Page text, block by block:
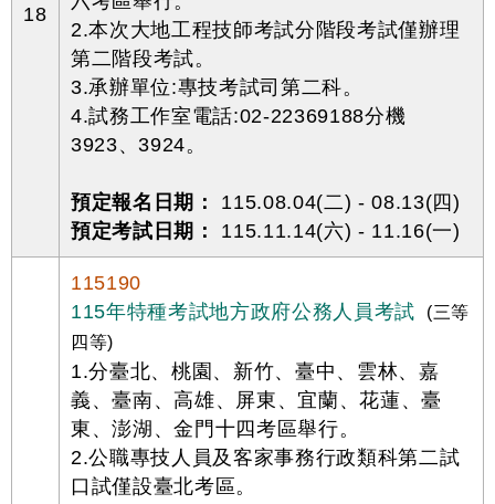
18
2.本次大地工程技師考試分階段考試僅辦理
第二階段考試。
3.承辦單位:專技考試司第二科。
4.試務工作室電話:02-22369188分機
3923、3924。
預定報名日期：
115.08.04(二) - 08.13(四)
預定考試日期：
115.11.14(六) - 11.16(一)
115190
115年特種考試地方政府公務人員考試
(三等
四等)
1.分臺北、桃園、新竹、臺中、雲林、嘉
義、臺南、高雄、屏東、宜蘭、花蓮、臺
東、澎湖、金門十四考區舉行。
2.公職專技人員及客家事務行政類科第二試
口試僅設臺北考區。